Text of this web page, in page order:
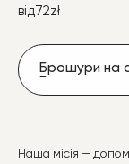
від72zł
Брошури на
Наша місія —